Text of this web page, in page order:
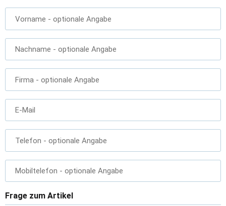
Vorname - optionale Angabe
Nachname - optionale Angabe
Firma - optionale Angabe
E-Mail
Telefon - optionale Angabe
Mobiltelefon - optionale Angabe
Frage zum Artikel